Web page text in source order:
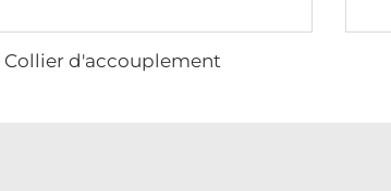
Collier d'accouplement